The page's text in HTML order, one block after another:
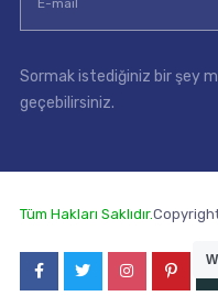
Sormak istediğiniz bir şey
geçebilirsiniz.
Tüm Hakları Saklıdır.